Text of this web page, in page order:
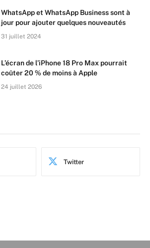
WhatsApp et WhatsApp Business sont à
jour pour ajouter quelques nouveautés
31 juillet 2024
L’écran de l’iPhone 18 Pro Max pourrait
coûter 20 % de moins à Apple
24 juillet 2026
Twitter